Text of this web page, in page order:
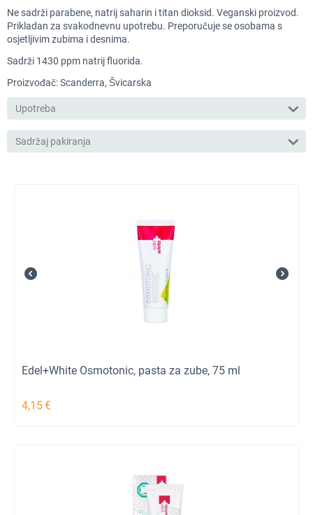
Ne sadrži parabene, natrij saharin i titan dioksid. Veganski proizvod.
Prikladan za svakodnevnu upotrebu. Preporučuje se osobama s
osjetljivim zubima i desnima.
Sadrži 1430 ppm natrij fluorida.
Proizvođač: Scanderra, Švicarska
Upotreba
Sadržaj pakiranja
Edel+White Osmotonic, pasta za zube, 75 ml
4,15€